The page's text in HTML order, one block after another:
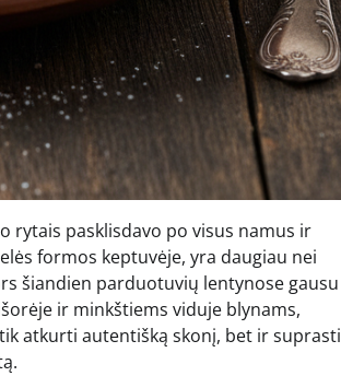
rytais pasklisdavo po visus namus ir
formos keptuvėje, yra daugiau nei
šiandien parduotuvių lentynose gausu
ir minkštiems viduje blynams,
atkurti autentišką skonį, bet ir suprasti